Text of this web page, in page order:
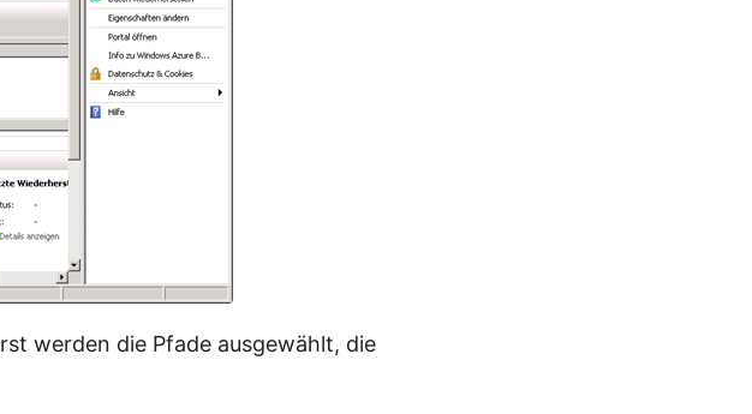
werden die Pfade ausgewählt, die